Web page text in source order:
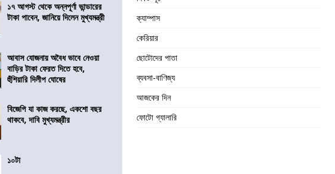
১৭ আগস্ট থেকে অন্নপূর্ণা ভান্ডারের
টাকা পাবেন, জানিয়ে দিলেন মুখ্যমন্ত্রী
আবাস যোজনায় অবৈধ ভাবে নেওয়া
বাড়ির টাকা ফেরত দিতে হবে,
হুঁশিয়ারি দিলীপ ঘোষের
বিজেপি যা কাজ করছে, একশো বছর
থাকবে, দাবি মুখ্যমন্ত্রীর
১০টা
ক্যাম্পাস
কেরিয়ার
ছোটোদের পাতা
ব্যবসা-বাণিজ্য
আজকের দিন
ফোটো গ্যালারি